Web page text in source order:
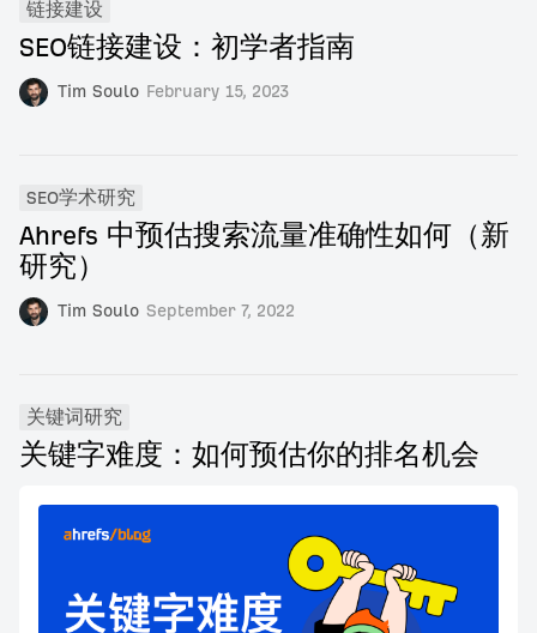
Tim Soulo February 15, 2023
链接建设
SEO链接建设：初学者指南
Tim Soulo September 7, 2022
SEO学术研究
Ahrefs 中预估搜索流量准确性如何（新
研究）
关键词研究
关键字难度：如何预估你的排名机会